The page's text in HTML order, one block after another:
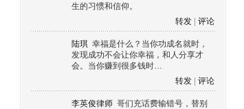
生的习惯和信仰。
转发
评论
陆琪 幸福是什么？当你功成名就时，
发现成功不会让你幸福，和人分享才
会。当你赚到很多钱时…
转发
评论
李英俊律师 哥们充话费输错号，替别